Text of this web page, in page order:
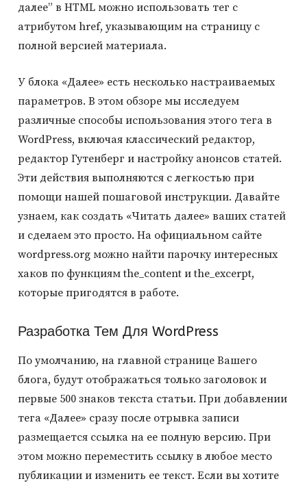
далее” в HTML можно использовать тег с
атрибутом href, указывающим на страницу с
полной версией материала.
У блока «Далее» есть несколько настраиваемых
параметров. В этом обзоре мы исследуем
различные способы использования этого тега в
WordPress, включая классический редактор,
редактор Гутенберг и настройку анонсов статей.
Эти действия выполняются с легкостью при
помощи нашей пошаговой инструкции. Давайте
узнаем, как создать «Читать далее» ваших статей
и сделаем это просто. На официальном сайте
wordpress.org можно найти парочку интересных
хаков по функциям the_content и the_excerpt,
которые пригодятся в работе.
Разработка Тем Для WordPress
По умолчанию, на главной странице Вашего
блога, будут отображаться только заголовок и
первые 500 знаков текста статьи. При добавлении
тега «Далее» сразу после отрывка записи
размещается ссылка на ее полную версию. При
этом можно переместить ссылку в любое место
публикации и изменить ее текст. Если вы хотите